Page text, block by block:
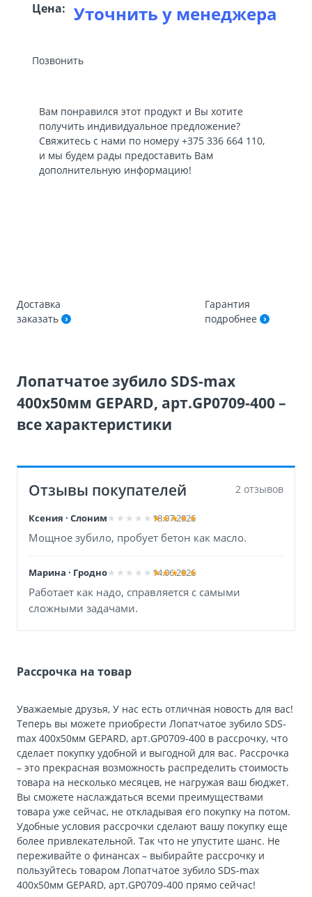
Цена: Уточнить у менеджера
Позвонить
Вам понравился этот продукт и Вы хотите
получить индивидуальное предложение?
Свяжитесь с нами по номеру +375 336 664 110,
и мы будем рады предоставить Вам
дополнительную информацию!
Доставка
заказать
Гарантия
подробнее
Лопатчатое зубило SDS-max
400х50мм GEPARD, арт.GP0709-400 –
все характеристики
Отзывы покупателей 2 отзывов
Ксения · Слоним 18.07.2026
Мощное зубило, пробует бетон как масло.
Марина · Гродно 14.06.2026
Работает как надо, справляется с самыми
сложными задачами.
Рассрочка на товар
Уважаемые друзья, У нас есть отличная новость для вас!
Теперь вы можете приобрести Лопатчатое зубило SDS-
max 400х50мм GEPARD, арт.GP0709-400 в рассрочку, что
сделает покупку удобной и выгодной для вас. Рассрочка
– это прекрасная возможность распределить стоимость
товара на несколько месяцев, не нагружая ваш бюджет.
Вы сможете наслаждаться всеми преимуществами
товара уже сейчас, не откладывая его покупку на потом.
Удобные условия рассрочки сделают вашу покупку еще
более привлекательной. Так что не упустите шанс. Не
переживайте о финансах – выбирайте рассрочку и
пользуйтесь товаром Лопатчатое зубило SDS-max
400х50мм GEPARD, арт.GP0709-400 прямо сейчас!